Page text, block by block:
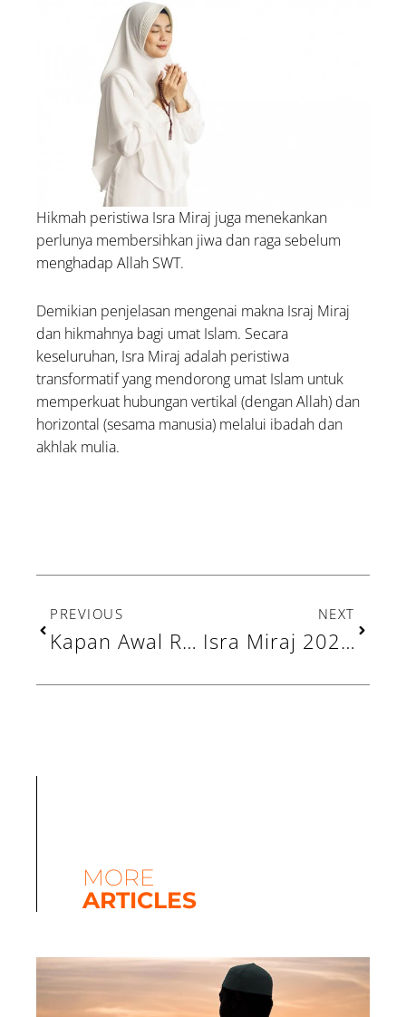
Hikmah peristiwa Isra Miraj juga menekankan
perlunya membersihkan jiwa dan raga sebelum
menghadap Allah SWT.
Demikian penjelasan mengenai makna Israj Miraj
dan hikmahnya bagi umat Islam. Secara
keseluruhan, Isra Miraj adalah peristiwa
transformatif yang mendorong umat Islam untuk
memperkuat hubungan vertikal (dengan Allah) dan
horizontal (sesama manusia) melalui ibadah dan
akhlak mulia.
PREVIOUS
Kapan Awal Ramadhan 1447 H Versi Pemerintah dan Muhammadiyah?
NEXT
Isra Miraj 2026: Sejarah dan Pelajaran Penting dalam Hidup yang Bisa Dipetik
MORE
ARTICLES